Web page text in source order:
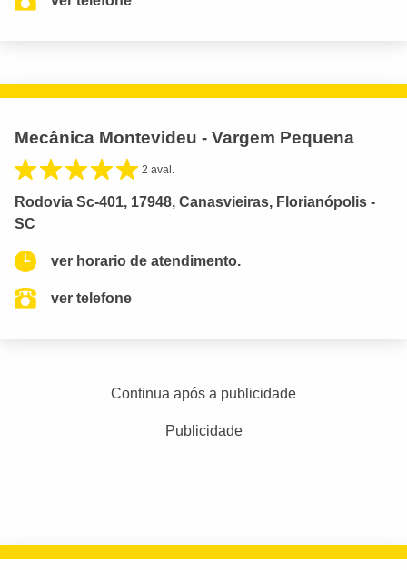
Mecânica Montevideu - Vargem Pequena
2 aval.
Rodovia Sc-401, 17948, Canasvieiras, Florianópolis -
SC
ver horario de atendimento.
ver telefone
Continua após a publicidade
Publicidade